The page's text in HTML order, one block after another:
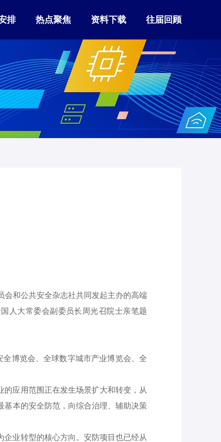
排 热点聚焦 资料下载 往届回顾
会和公共安全杂志社共同发起主办的高端
人大常委会副委员长周光召院士亲笔题
博览会、全球数字城市产业博览会、全
应用范围正在发生场景扩大和转变，从
本的安全防范，向综合治理、辅助决策
业转型的核心方向。安防项目也已经从